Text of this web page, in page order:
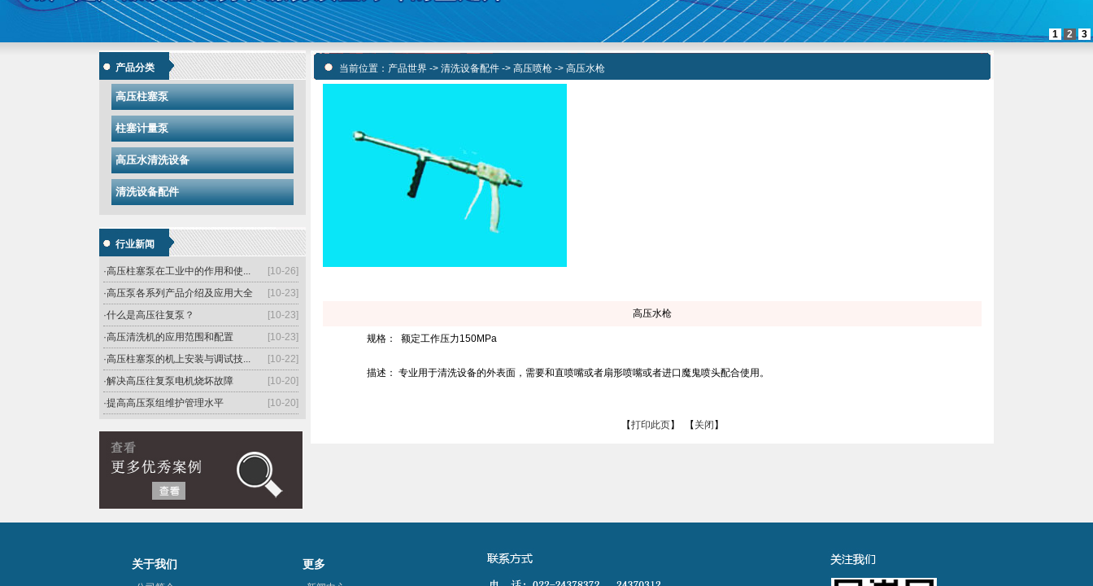
1 2 3
产品分类
高压柱塞泵
柱塞计量泵
高压水清洗设备
清洗设备配件
行业新闻
[10-26]
·简述高压往复泵用途及特点
[10-26]
·介绍高压柱塞泵的工作原理和过程
[10-26]
·高压柱塞泵在工业中的作用和使...
[10-23]
·高压泵各系列产品介绍及应用大全
[10-23]
·什么是高压往复泵？
[10-23]
·高压清洗机的应用范围和配置
[10-22]
·高压柱塞泵的机上安装与调试技...
[10-20]
·解决高压往复泵电机烧坏故障
[10-20]
·提高高压泵组维护管理水平
当前位置： 产品世界 -> 清洗设备配件 -> 高压喷枪 -> 高压水枪
高压水枪
规格： 额定工作压力150MPa
描述： 专业用于清洗设备的外表面，需要和直喷嘴或者扇形喷嘴或者进口魔鬼喷头配合使用。
【打印此页】 【 关闭 】
关于我们 更多